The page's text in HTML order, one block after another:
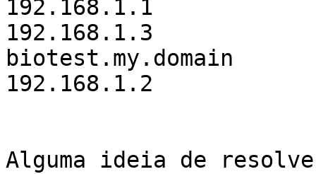
192.168.1.1
192.168.1.3
biotest.my.domain
192.168.1.2
Alguma ideia de